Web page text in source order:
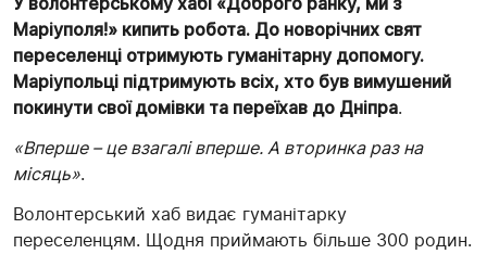
Маріуполя!» кипить робота. До новорічних свят
переселенці отримують гуманітарну допомогу.
Маріупольці підтримують всіх, хто був вимушений
покинути свої домівки та переїхав до Дніпра.
«Вперше – це взагалі вперше. А вторинка раз на
місяць».
Волонтерський хаб видає гуманітарку
переселенцям. Щодня приймають більше 300 родин.